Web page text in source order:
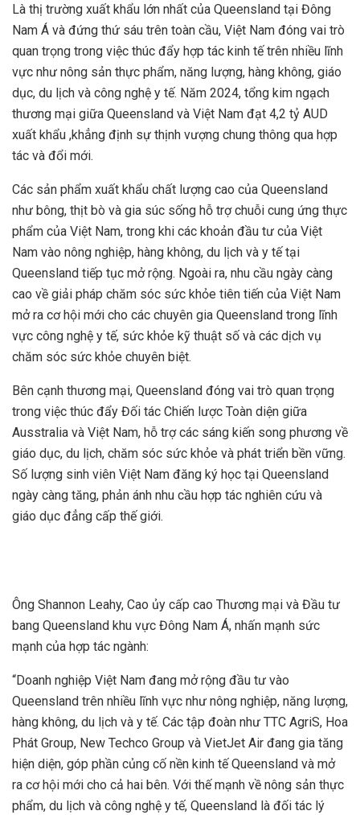
Là thị trường xuất khẩu lớn nhất của Queensland tại Đông
Nam Á và đứng thứ sáu trên toàn cầu, Việt Nam đóng vai trò
quan trọng trong việc thúc đẩy hợp tác kinh tế trên nhiều lĩnh
vực như nông sản thực phẩm, năng lượng, hàng không, giáo
dục, du lịch và công nghệ y tế. Năm 2024, tổng kim ngạch
thương mại giữa Queensland và Việt Nam đạt 4,2 tỷ AUD
xuất khẩu ,khẳng định sự thịnh vượng chung thông qua hợp
tác và đổi mới.
Các sản phẩm xuất khẩu chất lượng cao của Queensland
như bông, thịt bò và gia súc sống hỗ trợ chuỗi cung ứng thực
phẩm của Việt Nam, trong khi các khoản đầu tư của Việt
Nam vào nông nghiệp, hàng không, du lịch và y tế tại
Queensland tiếp tục mở rộng. Ngoài ra, nhu cầu ngày càng
cao về giải pháp chăm sóc sức khỏe tiên tiến của Việt Nam
mở ra cơ hội mới cho các chuyên gia Queensland trong lĩnh
vực công nghệ y tế, sức khỏe kỹ thuật số và các dịch vụ
chăm sóc sức khỏe chuyên biệt.
Bên cạnh thương mại, Queensland đóng vai trò quan trọng
trong việc thúc đẩy Đối tác Chiến lược Toàn diện giữa
Ausstralia và Việt Nam, hỗ trợ các sáng kiến song phương về
giáo dục, du lịch, chăm sóc sức khỏe và phát triển bền vững.
Số lượng sinh viên Việt Nam đăng ký học tại Queensland
ngày càng tăng, phản ánh nhu cầu hợp tác nghiên cứu và
giáo dục đẳng cấp thế giới.
Ông Shannon Leahy, Cao ủy cấp cao Thương mại và Đầu tư
bang Queensland khu vực Đông Nam Á, nhấn mạnh sức
mạnh của hợp tác ngành:
“Doanh nghiệp Việt Nam đang mở rộng đầu tư vào
Queensland trên nhiều lĩnh vực như nông nghiệp, năng lượng,
hàng không, du lịch và y tế. Các tập đoàn như TTC AgriS, Hoa
Phát Group, New Techco Group và VietJet Air đang gia tăng
hiện diện, góp phần củng cố nền kinh tế Queensland và mở
ra cơ hội mới cho cả hai bên. Với thế mạnh về nông sản thực
phẩm, du lịch và công nghệ y tế, Queensland là đối tác lý